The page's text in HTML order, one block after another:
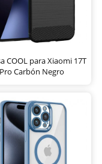
COOL para Xiaomi 17T
Pro Carbón Negro